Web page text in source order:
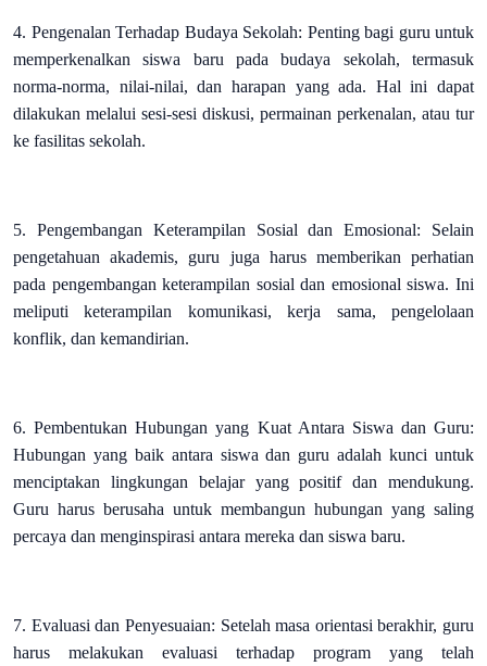
4. Pengenalan Terhadap Budaya Sekolah: Penting bagi guru untuk
memperkenalkan siswa baru pada budaya sekolah, termasuk
norma-norma, nilai-nilai, dan harapan yang ada. Hal ini dapat
dilakukan melalui sesi-sesi diskusi, permainan perkenalan, atau tur
ke fasilitas sekolah.
5. Pengembangan Keterampilan Sosial dan Emosional: Selain
pengetahuan akademis, guru juga harus memberikan perhatian
pada pengembangan keterampilan sosial dan emosional siswa. Ini
meliputi keterampilan komunikasi, kerja sama, pengelolaan
konflik, dan kemandirian.
6. Pembentukan Hubungan yang Kuat Antara Siswa dan Guru:
Hubungan yang baik antara siswa dan guru adalah kunci untuk
menciptakan lingkungan belajar yang positif dan mendukung.
Guru harus berusaha untuk membangun hubungan yang saling
percaya dan menginspirasi antara mereka dan siswa baru.
7. Evaluasi dan Penyesuaian: Setelah masa orientasi berakhir, guru
harus melakukan evaluasi terhadap program yang telah